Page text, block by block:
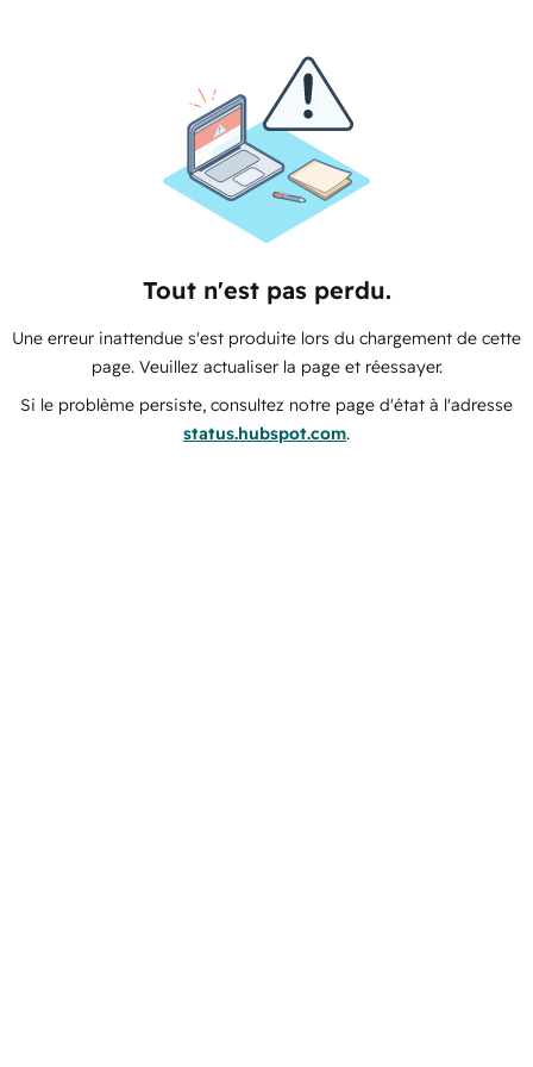
Tout n'est pas perdu.
Une erreur inattendue s'est produite lors du chargement de cette
page. Veuillez actualiser la page et réessayer.
Si le problème persiste, consultez notre page d'état à l'adresse
status.hubspot.com.